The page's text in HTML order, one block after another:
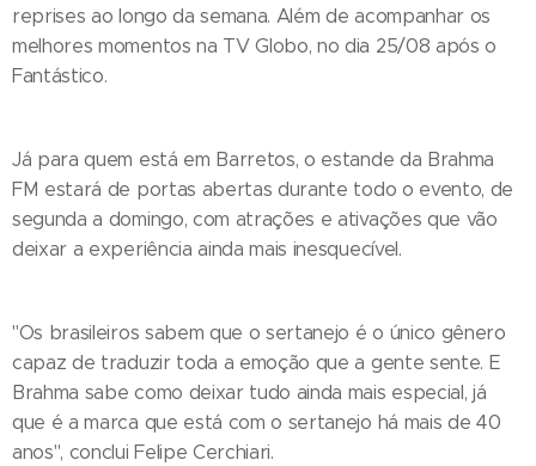
reprises ao longo da semana. Além de acompanhar os
melhores momentos na TV Globo, no dia 25/08 após o
Fantástico.
Já para quem está em Barretos, o estande da Brahma
FM estará de portas abertas durante todo o evento, de
segunda a domingo, com atrações e ativações que vão
deixar a experiência ainda mais inesquecível.
"Os brasileiros sabem que o sertanejo é o único gênero
capaz de traduzir toda a emoção que a gente sente. E
Brahma sabe como deixar tudo ainda mais especial, já
que é a marca que está com o sertanejo há mais de 40
anos", conclui Felipe Cerchiari.